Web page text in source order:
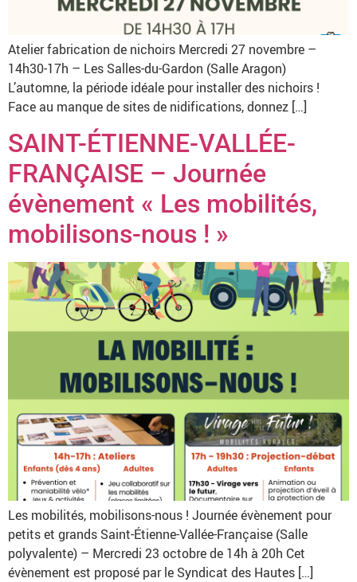
Atelier fabrication de nichoirs Mercredi 27 novembre –
14h30-17h – Les Salles-du-Gardon (Salle Aragon)
L’automne, la période idéale pour installer des nichoirs !
Face au manque de sites de nidifications, donnez […]
SAINT-ÉTIENNE-VALLÉE-
FRANÇAISE – Journée
évènement « Les mobilités,
mobilisons-nous ! »
Les mobilités, mobilisons-nous ! Journée évènement pour
petits et grands Saint-Étienne-Vallée-Française (Salle
polyvalente) – Mercredi 23 octobre de 14h à 20h Cet
évènement est proposé par le Syndicat des Hautes […]